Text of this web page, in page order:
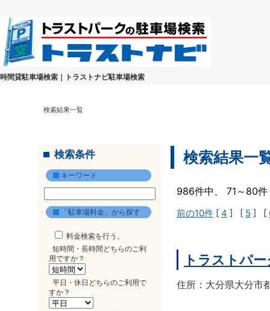
時間貸駐車場検索｜トラストナビ駐車場検索
検索結果一覧
検索条件
キーワード
「駐車場料金」から探す
料金検索を行う。
短時間・長時間どちらのご利
用ですか？
平日・休日どちらのご利用で
すか？
検索結果一
986件中、 71～80
前の10件 [ 4 ] [ 5 ] [
トラストパ
住所：大分県大分市